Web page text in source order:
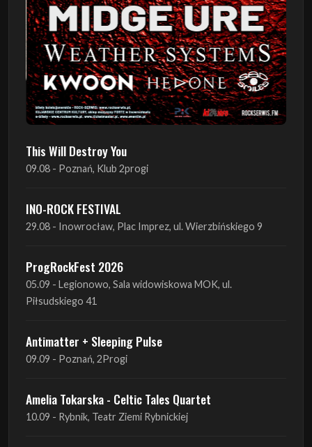
This Will Destroy You
09.08 - Poznań, Klub 2progi
INO-ROCK FESTIVAL
29.08 - Inowrocław, Plac Imprez, ul. Wierzbińskiego 9
ProgRockFest 2026
05.09 - Legionowo, Sala widowiskowa MOK, ul.
Piłsudskiego 41
Antimatter + Sleeping Pulse
09.09 - Poznań, 2Progi
Amelia Tokarska - Celtic Tales Quartet
10.09 - Rybnik, Teatr Ziemi Rybnickiej